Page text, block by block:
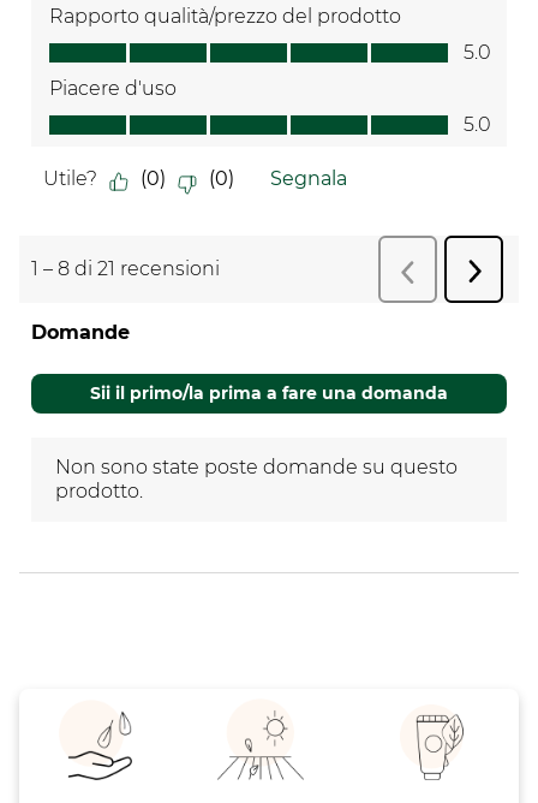
Rapporto qualità/prezzo del prodotto
Rapporto qualità/prezzo del prodotto, 5.0 su 55.0
Piacere d'uso
Piacere d'uso, 5.0 su 5
5.0
Utile? (0) (0) Segnala
1 – 8 di 21 recensioni Precedente
Non sono state poste domande su questo
Domande
Sii il primo/la prima a fare una domanda
Non sono state poste domande su questo
prodotto.